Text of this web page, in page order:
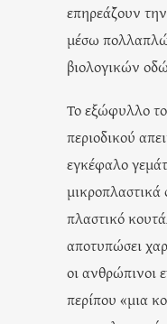
επηρεάζουν
μέσω
βιολογικών
Το εξώφυλλο
περιοδικού
εγκέφαλο
μικροπλαστικά
πλαστικό
αποτυπώσει
οι ανθρώπινοι
περίπου «μια